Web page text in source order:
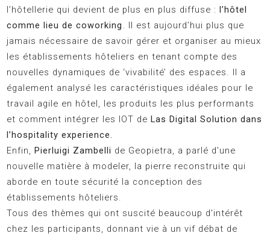
l’hôtellerie qui devient de plus en plus diffuse : l’hôtel
comme lieu de coworking. Il est aujourd’hui plus que
jamais nécessaire de savoir gérer et organiser au mieux
les établissements hôteliers en tenant compte des
nouvelles dynamiques de ‘vivabilité’ des espaces. Il a
également analysé les caractéristiques idéales pour le
travail agile en hôtel, les produits les plus performants
et comment intégrer les IOT de Las Digital Solution dans
l’hospitality experience.
Enfin, Pierluigi Zambelli de Geopietra, a parlé d'une
nouvelle matière à modeler, la pierre reconstruite qui
aborde en toute sécurité la conception des
établissements hôteliers.
Tous des thèmes qui ont suscité beaucoup d'intérêt
chez les participants, donnant vie à un vif débat de